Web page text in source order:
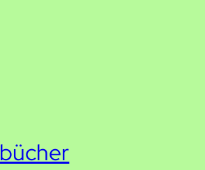
bücher